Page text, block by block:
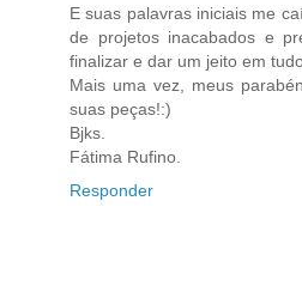
E suas palavras iniciais me
de projetos inacabados e
finalizar e dar um jeito em
Mais uma vez, meus
suas peças!:)
Bjks.
Fátima Rufino.
Responder